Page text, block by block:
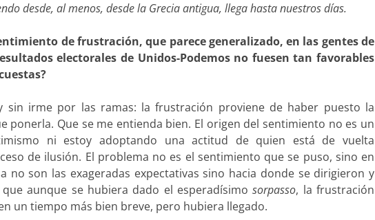
desde, al menos, desde la Grecia antigua, llega hasta nuestros días.
de frustración, que parece generalizado, en las gentes de
electorales de Unidos-Podemos no fuesen tan favorables
sin irme por las ramas: la frustración proviene de haber puesto la
ponerla. Que se me entienda bien. El origen del sentimiento no es un
ni estoy adoptando una actitud de quien está de vuelta
de ilusión. El problema no es el sentimiento que se puso, sino en
no son las exageradas expectativas sino hacia donde se dirigieron y
aunque se hubiera dado el esperadísimosorpasso, la frustración
un tiempo más bien breve, pero hubiera llegado.